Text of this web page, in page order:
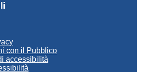
con il Pubblico
accessibilità